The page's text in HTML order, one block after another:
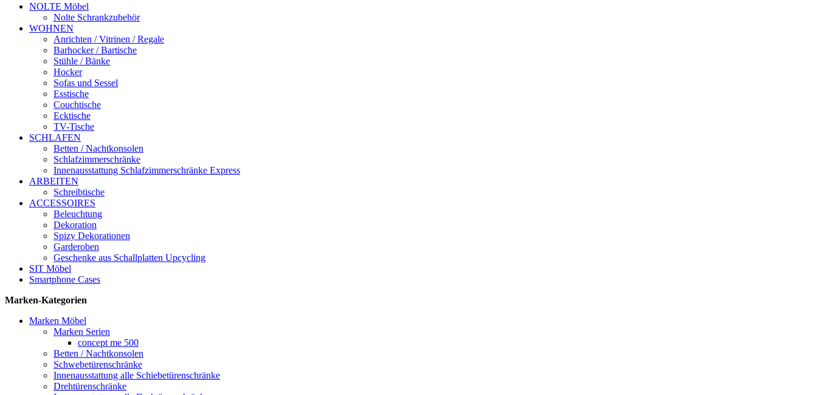
NOLTE Möbel
Nolte Schrankzubehör
WOHNEN
Anrichten / Vitrinen / Regale
Barhocker / Bartische
Stühle / Bänke
Hocker
Sofas und Sessel
Esstische
Couchtische
Ecktische
TV-Tische
SCHLAFEN
Betten / Nachtkonsolen
Schlafzimmerschränke
Innenausstattung Schlafzimmerschränke Express
ARBEITEN
Schreibtische
ACCESSOIRES
Beleuchtung
Dekoration
Spizy Dekorationen
Garderoben
Geschenke aus Schallplatten Upcycling
SIT Möbel
Smartphone Cases
Marken-Kategorien
Marken Möbel
Marken Serien
concept me 500
Betten / Nachtkonsolen
Schwebetürenschränke
Innenausstattung alle Schiebetürenschränke
Drehtürenschränke